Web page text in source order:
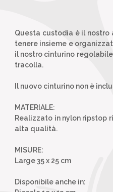
Questa custodia è il nostro
tenere insieme e
il nostro cinturino
tracolla.
Il nuovo cinturino non è
MATERIALE:
Realizzato in nylon ripstop
alta qualità.
MISURE:
Large 35 x 25 cm
Disponibile anche in: